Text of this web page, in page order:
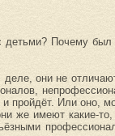
детьми? Почему
они не
Или оно,
же имеют какие-